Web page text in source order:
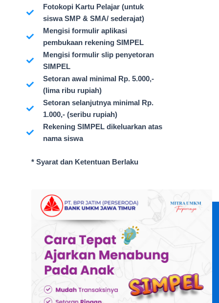
Fotokopi Kartu Pelajar (untuk
siswa SMP & SMA/ sederajat)
Mengisi formulir aplikasi
pembukaan rekening SIMPEL
Mengisi formulir slip penyetoran
SIMPEL
Setoran awal minimal Rp. 5.000,-
(lima ribu rupiah)
Setoran selanjutnya minimal Rp.
1.000,- (seribu rupiah)
Rekening SIMPEL dikeluarkan atas
nama siswa
* Syarat dan Ketentuan Berlaku